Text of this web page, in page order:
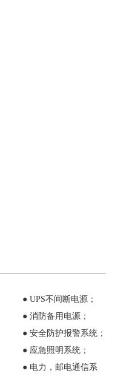
不间断电源；
消防备用电源；
护报警系统；
明系统；
，邮电通信系